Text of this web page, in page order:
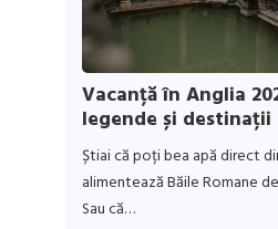
Vacanță în Anglia
legende și destinații
Știai că poți bea apă direct
alimentează Băile Romane
Sau că…